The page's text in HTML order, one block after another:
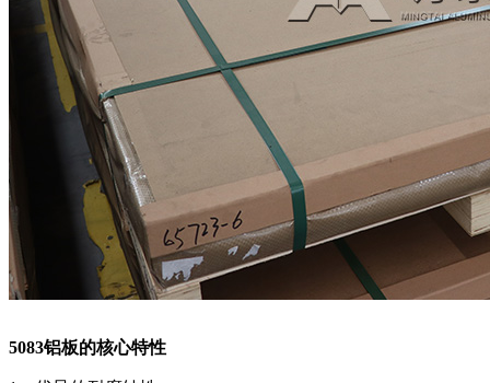
5083铝板的核心特性‌